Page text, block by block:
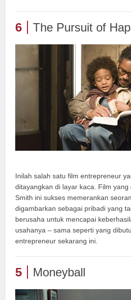
6 The Pursuit of
Inilah salah satu film entrepreneur
ditayangkan di layar kaca. Film yang
Smith ini sukses memerankan
digambarkan sebagai pribadi yang
berusaha untuk mencapai
usahanya – sama seperti yang
entrepreneur sekarang ini.
5 Moneyball